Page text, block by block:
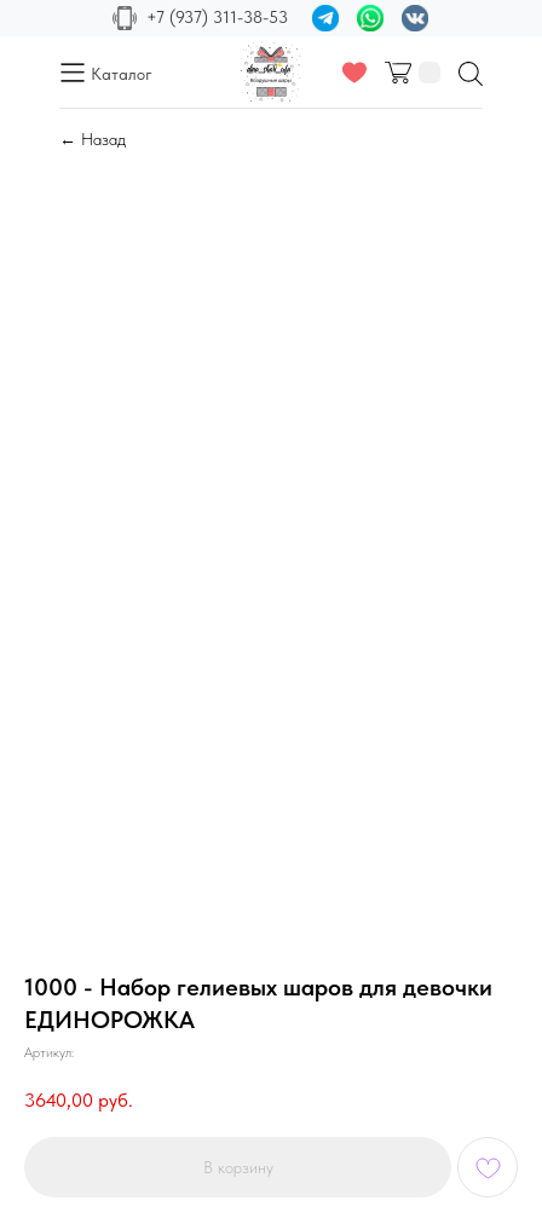
+7 (937) 311-38-53
Каталог
← Назад
1000 - Набор гелиевых шаров для девочки
ЕДИНОРОЖКА
Артикул:
3640,00 руб.
В корзину